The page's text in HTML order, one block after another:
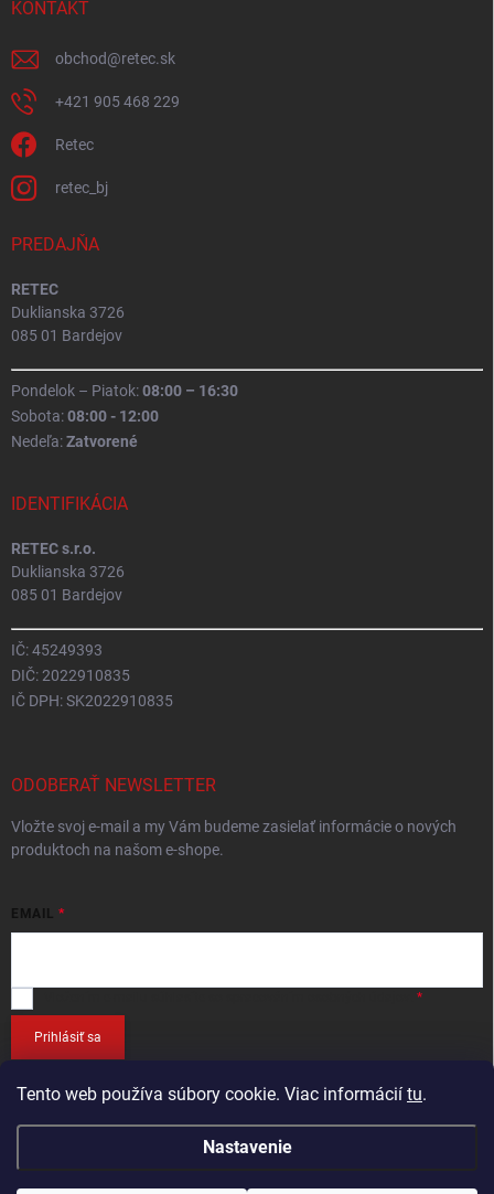
Tento web používa súbory cookie. Viac informácií tu.
Nastavenie
KONTAKT
obchod@retec.sk
+421 905 468 229
Retec
retec_bj
PREDAJŇA
RETEC
Duklianska 3726
085 01 Bardejov
Pondelok – Piatok:08:00 – 16:30
Sobota:08:00 - 12:00
Nedeľa:Zatvorené
IDENTIFIKÁCIA
RETEC s.r.o.
Duklianska 3726
085 01 Bardejov
IČ: 45249393
DIČ: 2022910835
IČ DPH: SK2022910835
ODOBERAŤ NEWSLETTER
Vložte svoj e-mail a my Vám budeme zasielať informácie o nových
produktoch na našom e-shope.
EMAIL
Prihlásiť sa